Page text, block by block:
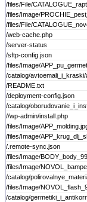
/files/File/
/files/Image/
/files/File/
/web-cache.php
/server-status
/sftp-config.json
/files/Image/
/catalog/
/README.txt
/deployment-config.json
/catalog/
//wp-admin/install.php
/files/Image/
/files/Image/
/.remote-sync.json
/files/Image/
/files/Image/
/catalog/
/files/Image/
/catalog/